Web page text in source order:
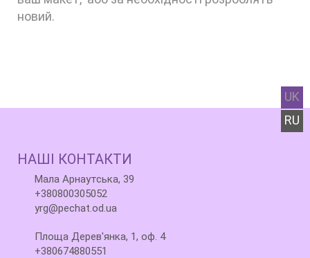
UK
RU
новий.
НАШІ КОНТАКТИ
Мала Арнаутська, 39
+380800305052
yrg@pechat.od.ua
Площа Дерев'янка, 1, оф. 4
+380674880551